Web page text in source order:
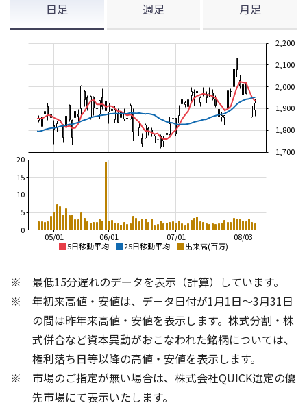
日足 週足 月足
5日移動平均 25日移動平均 出来高(百万)
08/03
07/01
06/01
05/01
1,700
1,800
1,900
2,000
2,100
2,200
0
5
10
15
20
1,500
2,500
3,000
8
1,000
2,000
2,500
3,000
6
最低15分遅れのデータを表示（計算）しています。
年初来高値・安値は、データ日付が1月1日～3月31日
の間は昨年来高値・安値を表示します。株式分割・株
式併合など資本異動がおこなわれた銘柄については、
権利落ち日等以降の高値・安値を表示します。
市場のご指定が無い場合は、株式会社QUICK選定の優
先市場にて表示いたします。